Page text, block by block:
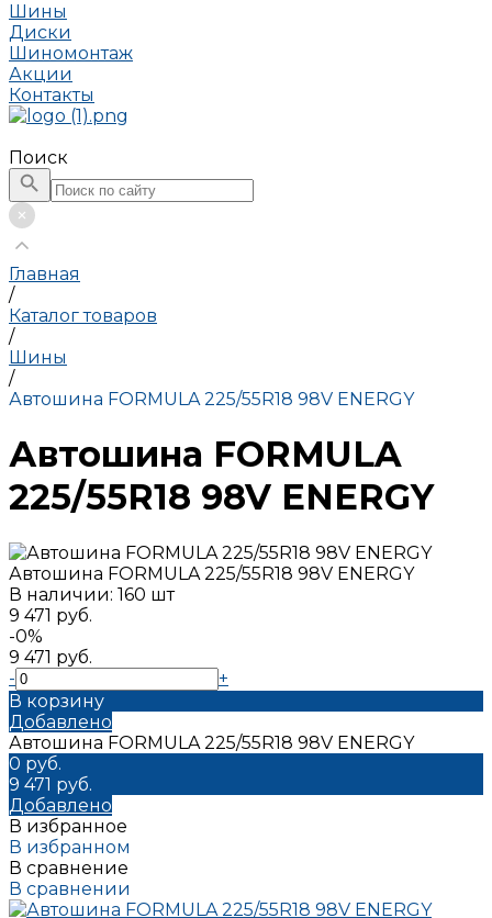
Шины
Диски
Шиномонтаж
Акции
Контакты
Поиск
Главная
/
Каталог товаров
/
Шины
/
Автошина FORMULA 225/55R18 98V ENERGY
Автошина FORMULA
225/55R18 98V ENERGY
Автошина FORMULA 225/55R18 98V ENERGY
В наличии: 160 шт
9 471 руб.
-0%
9 471 руб.
-
+
В корзину
Добавлено
Автошина FORMULA 225/55R18 98V ENERGY
0 руб.
9 471 руб.
Добавлено
В избранное
В избранном
В сравнение
В сравнении